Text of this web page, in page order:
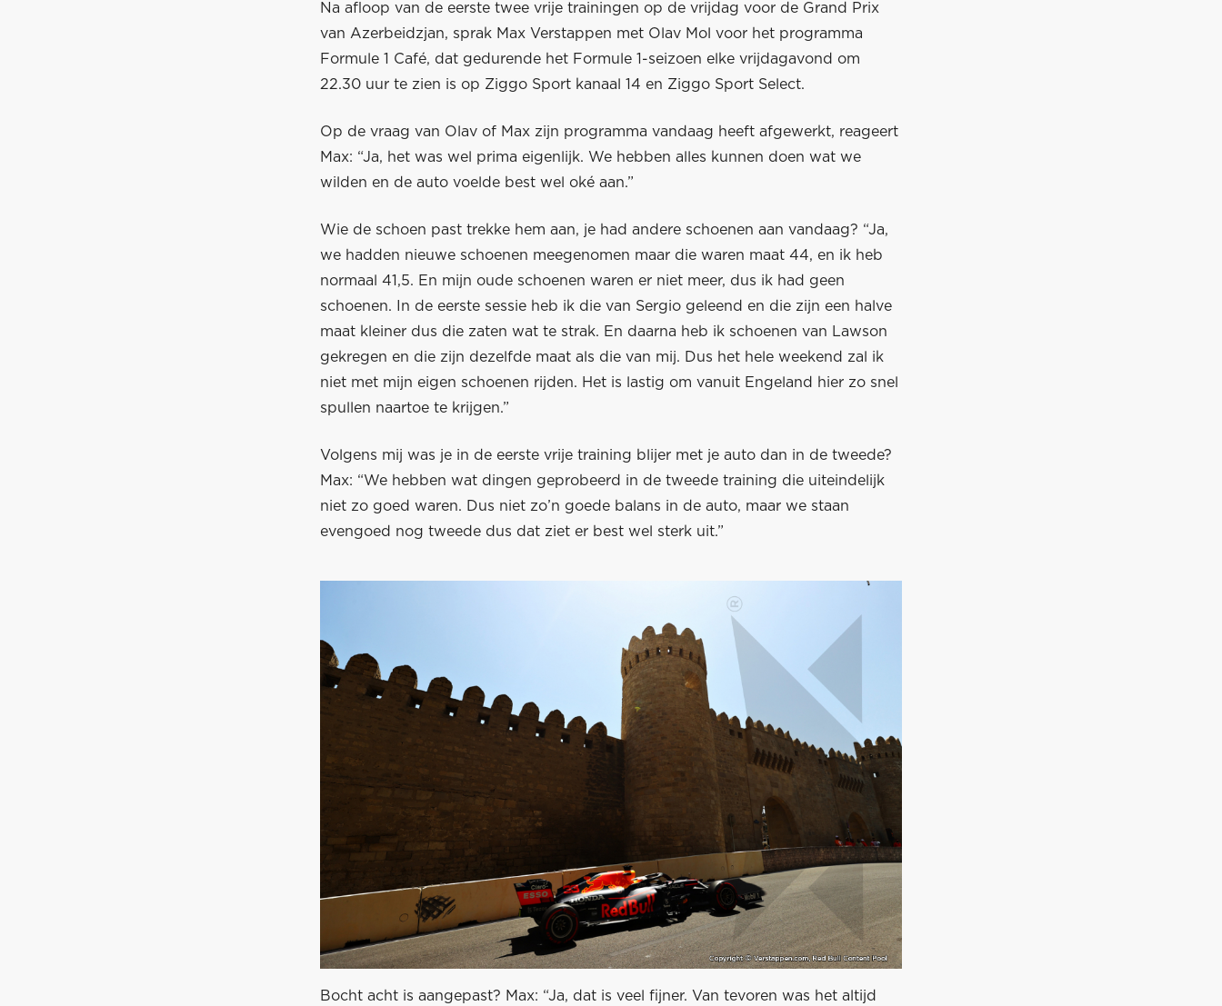
Na afloop van de eerste twee vrije trainingen op de vrijdag voor de Grand Prix
van Azerbeidzjan, sprak Max Verstappen met Olav Mol voor het programma
Formule 1 Café, dat gedurende het Formule 1-seizoen elke vrijdagavond om
22.30 uur te zien is op Ziggo Sport kanaal 14 en Ziggo Sport Select.
Op de vraag van Olav of Max zijn programma vandaag heeft afgewerkt, reageert
Max: “Ja, het was wel prima eigenlijk. We hebben alles kunnen doen wat we
wilden en de auto voelde best wel oké aan.”
Wie de schoen past trekke hem aan, je had andere schoenen aan vandaag? “Ja,
we hadden nieuwe schoenen meegenomen maar die waren maat 44, en ik heb
normaal 41,5. En mijn oude schoenen waren er niet meer, dus ik had geen
schoenen. In de eerste sessie heb ik die van Sergio geleend en die zijn een halve
maat kleiner dus die zaten wat te strak. En daarna heb ik schoenen van Lawson
gekregen en die zijn dezelfde maat als die van mij. Dus het hele weekend zal ik
niet met mijn eigen schoenen rijden. Het is lastig om vanuit Engeland hier zo snel
spullen naartoe te krijgen.”
Volgens mij was je in de eerste vrije training blijer met je auto dan in de tweede?
Max: “We hebben wat dingen geprobeerd in de tweede training die uiteindelijk
niet zo goed waren. Dus niet zo’n goede balans in de auto, maar we staan
evengoed nog tweede dus dat ziet er best wel sterk uit.”
Bocht acht is aangepast? Max: “Ja, dat is veel fijner. Van tevoren was het altijd